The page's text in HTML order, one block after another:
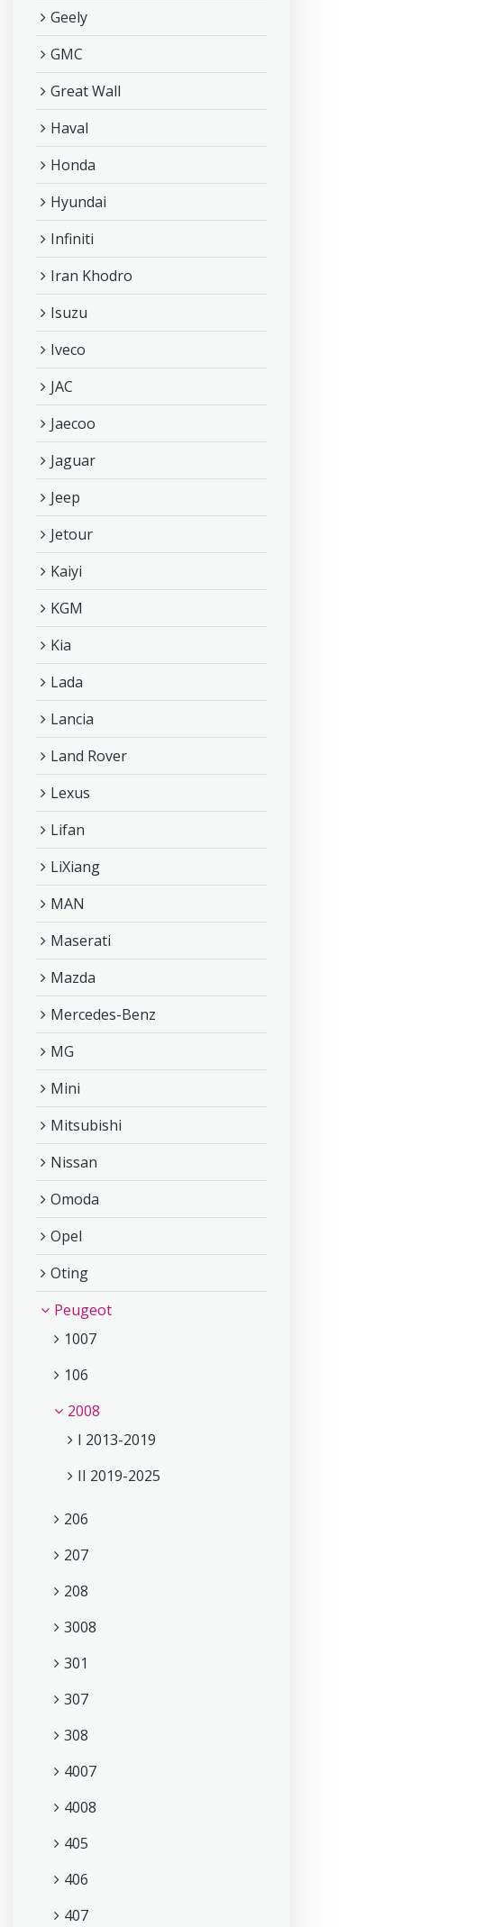
Geely
GMC
Great Wall
Haval
Honda
Hyundai
Infiniti
Iran Khodro
Isuzu
Iveco
JAC
Jaecoo
Jaguar
Jeep
Jetour
Kaiyi
KGM
Kia
Lada
Lancia
Land Rover
Lexus
Lifan
LiXiang
MAN
Maserati
Mazda
Mercedes-Benz
MG
Mini
Mitsubishi
Nissan
Omoda
Opel
Oting
Peugeot
1007
106
2008
I 2013-2019
II 2019-2025
206
207
208
3008
301
307
308
4007
4008
405
406
407